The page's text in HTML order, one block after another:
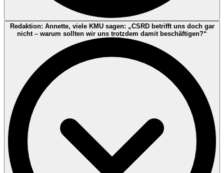
Stefan Richter:Große Unternehmen sind in einer Doppelrolle:
Einerseits treiben sie neue Standards und Strukturen voran,
andererseits müssen sie in einer Phase arbeiten, in der sich Details,
Zeitpläne und Prioritäten politisch bewegen. Viele investieren
massiv in Datenarchitekturen, Prozesse und interne Kontrollen –
und merken gleichzeitig: Das Umfeld ist nicht stabil, die
Interpretation einzelner Anforderungen entwickelt sich weiter. Diese
Unsicherheit ist belastend, weil sie die Frage verschärft: „Wie viel
jetzt – und wie viel später?“
Und dann kommt die Lieferkette: Vorreiter-Unternehmen müssen
Informationen von Tausenden Lieferanten einsammeln. Das führt
dazu, dass KMU häufig sehr schnell „datenliefernd“ werden, selbst
wenn sie formal nicht berichtspflichtig sind.
Redaktion: Annette, viele KMU sagen: „CSRD betrifft uns doch gar
nicht – warum sollten wir uns trotzdem damit beschäftigen?“